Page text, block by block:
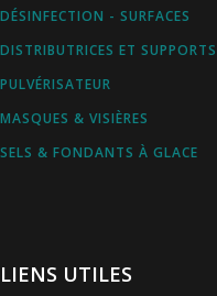
DÉSINFECTION - SURFACES
DISTRIBUTRICES ET SUPPORTS
PULVÉRISATEUR
MASQUES & VISIÈRES
SELS & FONDANTS À GLACE
LIENS UTILES